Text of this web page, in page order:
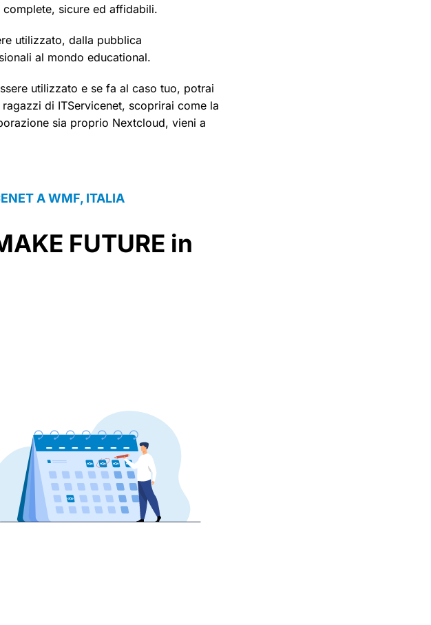
sicure ed affidabili.
utilizzato, dalla pubblica
al mondo educational.
utilizzato e se fa al caso tuo, potrai
di ITServicenet, scoprirai come la
sia proprio Nextcloud, vieni a
A WMF, ITALIA
FUTURE in